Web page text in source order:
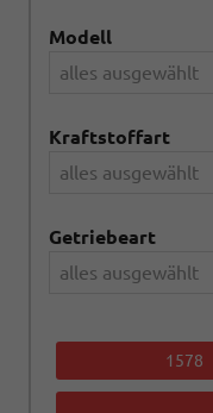
Modell
alles ausgewählt
Kraftstoffart
alles ausgewählt
Getriebeart
alles ausgewählt
1578